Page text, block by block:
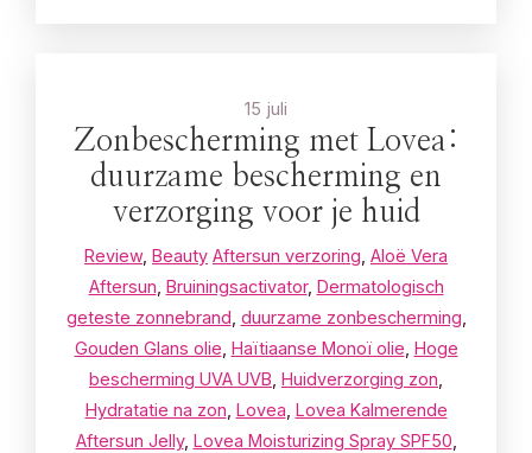
15 juli
Zonbescherming met Lovea:
duurzame bescherming en
verzorging voor je huid
Review, Beauty Aftersun verzoring Aloë Vera
Aftersun Bruiningsactivator, Dermatologisch
geteste zonnebrand duurzame zonbescherming
Gouden Glans olie Haïtiaanse Monoï olie Hoge
bescherming UVA UVB Huidverzorging zon
Hydratatie na zon Lovea Lovea Kalmerende
Aftersun Jelly, Lovea Moisturizing Spray SPF50